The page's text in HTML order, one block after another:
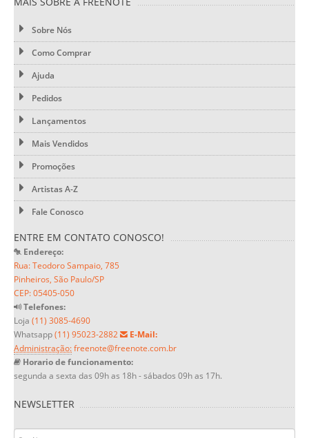
Sobre Nós
Como Comprar
Ajuda
Pedidos
Lançamentos
Mais Vendidos
Promoções
Artistas A-Z
Fale Conosco
ENTRE EM CONTATO CONOSCO!
Endereço:
Rua: Teodoro Sampaio, 785
Pinheiros, São Paulo/SP
CEP: 05405-050
Telefones:
Loja (11) 3085-4690
Whatsapp(11) 95023-2882
E-Mail:
Administração:freenote@freenote.com.br
Horario de funcionamento:
segunda a sexta das 09h as 18h - sábados 09h as 17h.
NEWSLETTER